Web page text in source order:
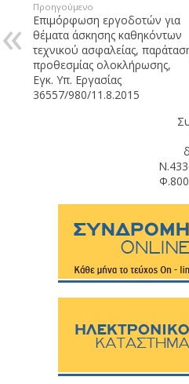
Προηγούμενο
Επιμόρφωση εργοδοτών για
θέματα άσκησης καθηκόντων
τεχνικού ασφαλείας,
προθεσμίας ολοκλήρωσης,
Εγκ. Υπ. Εργασίας
36557/980/11.8.2015